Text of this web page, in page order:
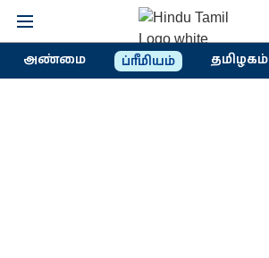
அண்மை ப்ரீமியம் தமிழகம்